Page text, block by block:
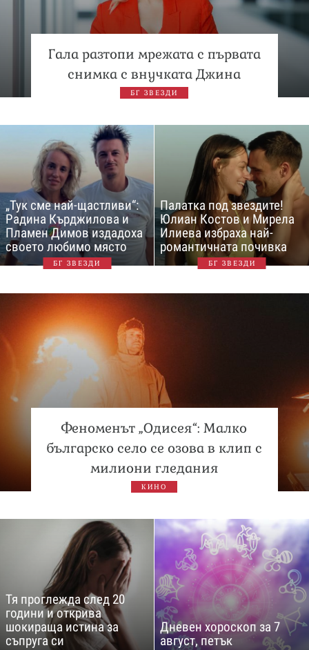
Гала разтопи мрежата с първата
снимка с внучката Джина
БГ ЗВЕЗДИ
„Тук сме най-щастливи“:
Радина Кърджилова и
Пламен Димов издадоха
своето любимо място
БГ ЗВЕЗДИ
Палатка под звездите!
Юлиан Костов и Мирела
Илиева избраха най-
романтичната почивка
БГ ЗВЕЗДИ
Феноменът „Одисея“: Малко
българско село се озова в клип с
милиони гледания
КИНО
Тя проглежда след 20
години и открива
шокираща истина за
съпруга си
Дневен хороскоп за 7
август, петък